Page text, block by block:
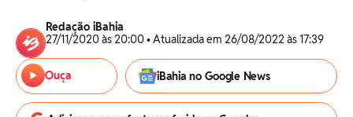
Redação iBahia
27/11/2020 às 20:00 • Atualizada em 26/08/2022 às 17:39
Ouça iBahia no Google News